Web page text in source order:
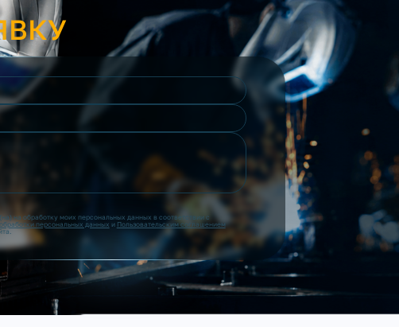
на обработку моих персональных данных в соответствии с
персональных данных и Пользовательским соглашением